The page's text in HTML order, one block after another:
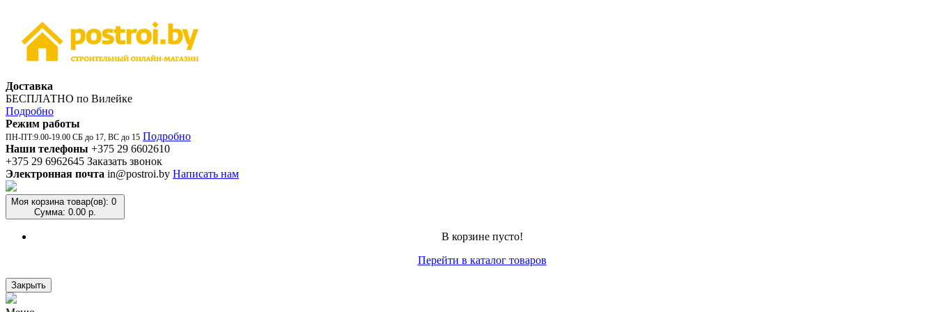
Доставка
БЕСПЛАТНО по Вилейке
Подробно
Режим работы
ПН-ПТ:9.00-19.00 СБ до 17, ВС до 15 Подробно
Наши телефоны +375 29 6602610
+375 29 6962645 Заказать звонок
Электронная почта in@postroi.by Написать нам
Моя корзина товар(ов): 0
Сумма: 0.00 р.
В корзине пусто!
Перейти в каталог товаров
Закрыть